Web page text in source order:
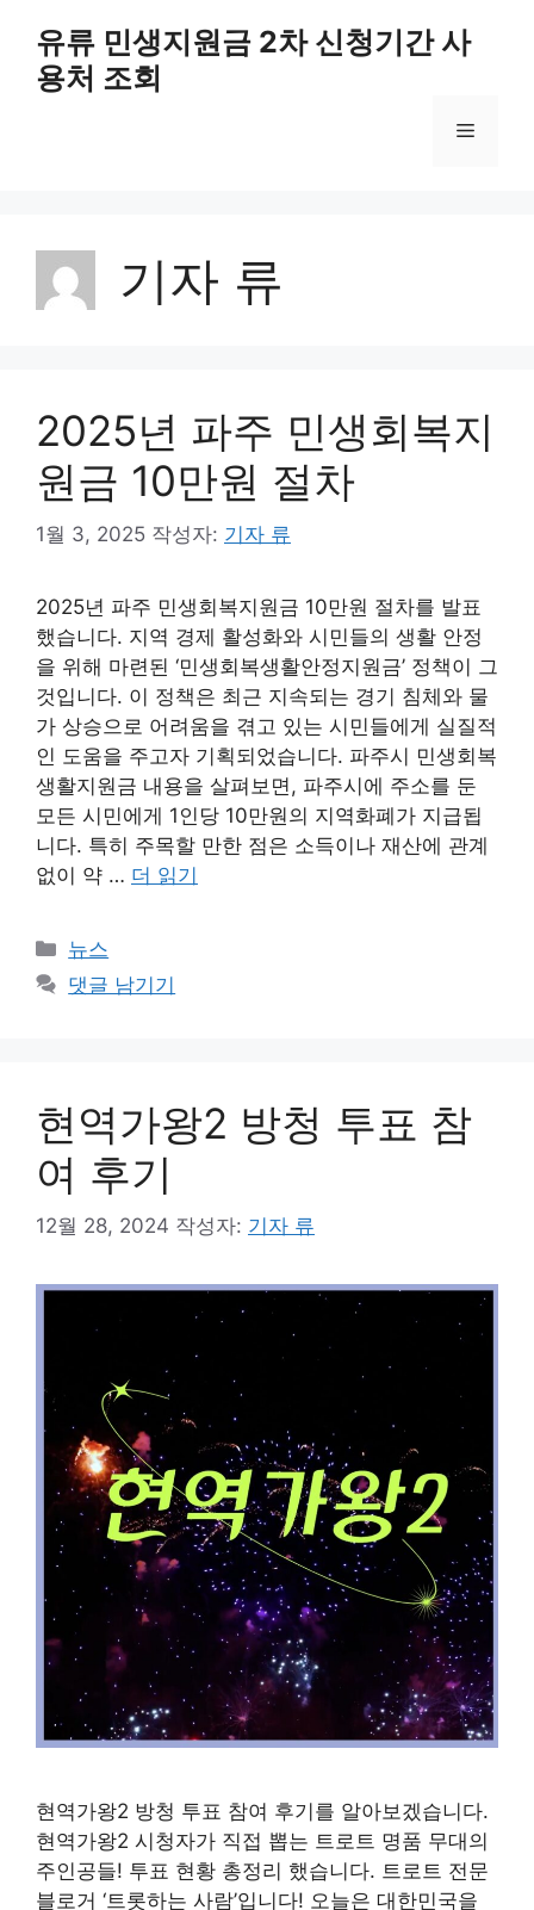
유류 민생지원금 2차 신청기간 사
용처 조회
메
기자 류
2025년 파주 민생회복지
원금 10만원 절차
1월 3, 2025 작성자: 기자 류
2025년 파주 민생회복지원금 10만원 절차를 발표
했습니다. 지역 경제 활성화와 시민들의 생활 안정
을 위해 마련된 ‘민생회복생활안정지원금’ 정책이 그
것입니다. 이 정책은 최근 지속되는 경기 침체와 물
가 상승으로 어려움을 겪고 있는 시민들에게 실질적
인 도움을 주고자 기획되었습니다. 파주시 민생회복
생활지원금 내용을 살펴보면, 파주시에 주소를 둔
모든 시민에게 1인당 10만원의 지역화폐가 지급됩
니다. 특히 주목할 만한 점은 소득이나 재산에 관계
없이 약 … 더 읽기
카
테
고
뉴스
댓글 남기기
현역가왕2 방청 투표 참
여 후기
12월 28, 2024 작성자: 기자 류
현역가왕2 방청 투표 참여 후기를 알아보겠습니다.
현역가왕2 시청자가 직접 뽑는 트로트 명품 무대의
주인공들! 투표 현황 총정리 했습니다. 트로트 전문
블로거 ‘트롯하는 사람’입니다! 오늘은 대한민국을